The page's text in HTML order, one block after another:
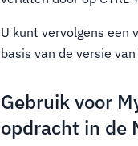
U kunt vervolgens een
basis van de versie
Gebruik voor
opdracht in de